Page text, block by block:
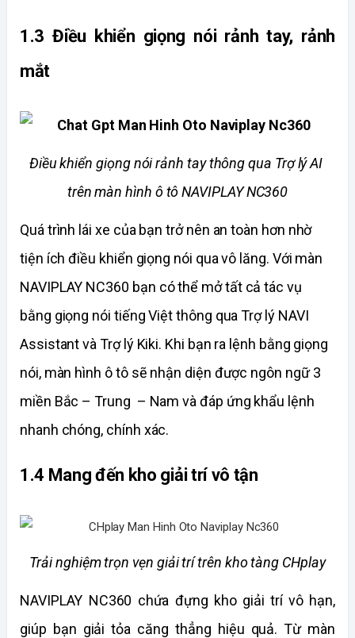
1.3 Điều khiển giọng nói rảnh tay, rảnh
mắt
Điều khiển giọng nói rảnh tay thông qua Trợ lý AI
trên màn hình ô tô NAVIPLAY NC360
Quá trình lái xe của bạn trở nên an toàn hơn nhờ
tiện ích điều khiển giọng nói qua vô lăng. Với màn
NAVIPLAY NC360 bạn có thể mở tất cả tác vụ
bằng giọng nói tiếng Việt thông qua Trợ lý NAVI
Assistant và Trợ lý Kiki. Khi bạn ra lệnh bằng giọng
nói, màn hình ô tô sẽ nhận diện được ngôn ngữ 3
miền Bắc – Trung  – Nam và đáp ứng khẩu lệnh
nhanh chóng, chính xác.
1.4 Mang đến kho giải trí vô tận
Trải nghiệm trọn vẹn giải trí trên kho tàng CHplay
NAVIPLAY NC360 chứa đựng kho giải trí vô hạn,
giúp bạn giải tỏa căng thẳng hiệu quả. Từ màn